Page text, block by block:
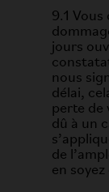
9.1
jours
nous
délai,
perte de
dû à un
de
en